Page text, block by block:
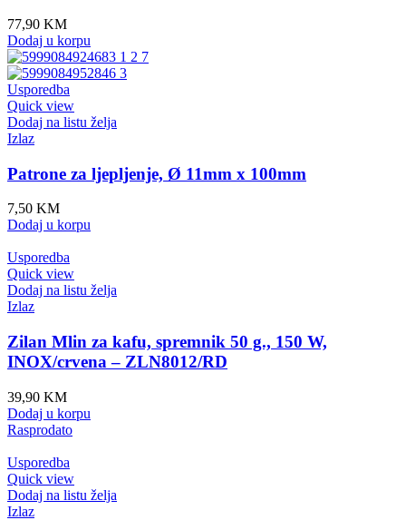
77,90 KM
Dodaj u korpu
Usporedba
Quick view
Dodaj na listu želja
Izlaz
Patrone za ljepljenje, Ø 11mm x 100mm
7,50 KM
Dodaj u korpu
Usporedba
Quick view
Dodaj na listu želja
Izlaz
Zilan Mlin za kafu, spremnik 50 g., 150 W,
INOX/crvena – ZLN8012/RD
39,90 KM
Dodaj u korpu
Rasprodato
Usporedba
Quick view
Dodaj na listu želja
Izlaz